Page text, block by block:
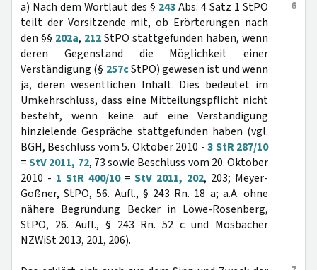
6
a) Nach dem Wortlaut des § 243Abs. 4 Satz 1 StPO
teilt der Vorsitzende mit, ob Erörterungen nach
den §§ 202a, 212StPO stattgefunden haben, wenn
deren Gegenstand die Möglichkeit einer
Verständigung (§ 257cStPO) gewesen ist und wenn
ja, deren wesentlichen Inhalt. Dies bedeutet im
Umkehrschluss, dass eine Mitteilungspflicht nicht
besteht, wenn keine auf eine Verständigung
hinzielende Gespräche stattgefunden haben (vgl.
BGH, Beschluss vom 5. Oktober 2010 -3 StR 287/10
=StV 2011, 72, 73 sowie Beschluss vom 20. Oktober
2010 - 1 StR 400/10=StV 2011, 202, 203; Meyer-
Goßner, StPO, 56. Aufl., § 243 Rn. 18 a; a.A. ohne
nähere Begründung Becker in Löwe-Rosenberg,
StPO, 26. Aufl., § 243 Rn. 52 c und Mosbacher
NZWiSt 2013, 201, 206).